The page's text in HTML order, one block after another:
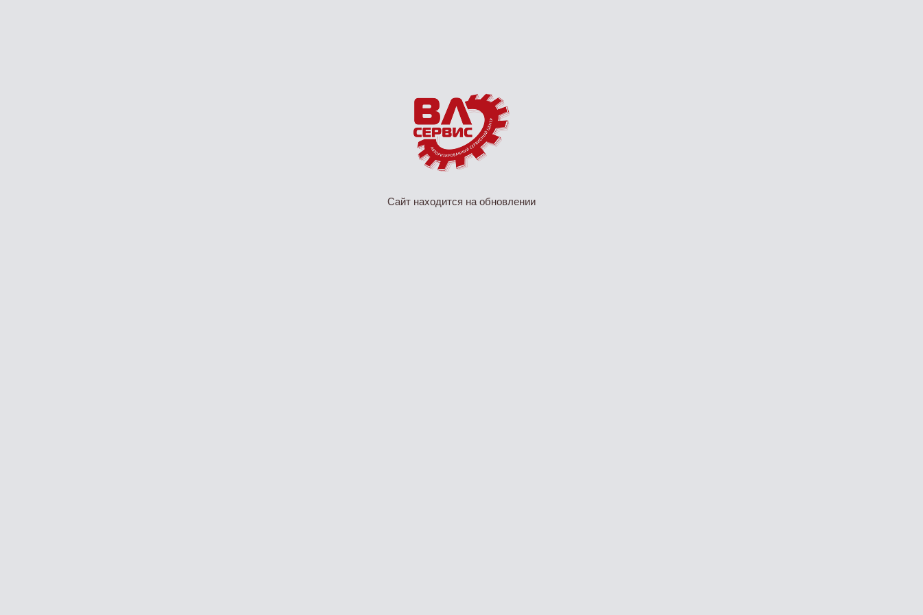
Сайт находится на обновлении